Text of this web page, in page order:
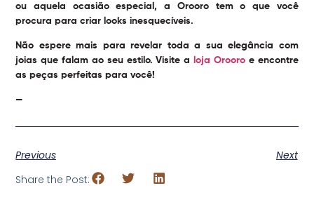
ou aquela ocasião especial, a Orooro tem o que você
procura para criar looks inesquecíveis.
Não espere mais para revelar toda a sua elegância com
joias que falam ao seu estilo. Visite a
loja Orooroe encontre
as peças perfeitas para você!
—
Previous
Next
Share the Post: